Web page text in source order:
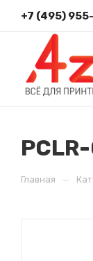
+7 (495)
Главная —